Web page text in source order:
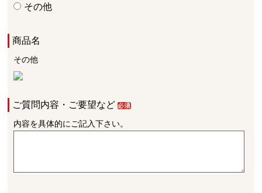
その他
商品名
その他
ご質問内容・ご要望など
内容を具体的にご記入下さい。